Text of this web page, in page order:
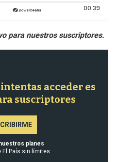
0 segundos 00:39
acceder es
suscriptores
planes
País sin límites.